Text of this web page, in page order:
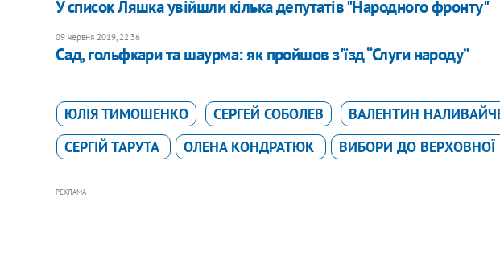
У список Ляшка увійшли кілька депутатів "Народного фронту"
09 червня 2019, 22:36
Сад, гольфкари та шаурма: як пройшов з'їзд “Слуги народу”
ЮЛІЯ ТИМОШЕНКО СЕРГЕЙ СОБОЛЕВ ВАЛЕНТИН
СЕРГІЙ ТАРУТА
ОЛЕНА КОНДРАТЮК ВИБОРИ ДО ВЕРХОВНОЇ
РЕКЛАМА